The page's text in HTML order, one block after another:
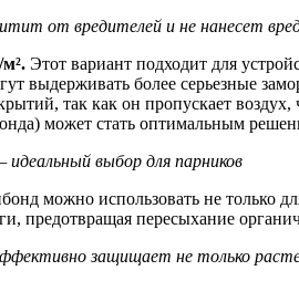
от вредителей и не нанесет
Этот вариант подходит для
выдерживать более серьезные
так как он пропускает
может стать оптимальным
выбор для парников
можно использовать не только
предотвращая пересыхание
защищает не только